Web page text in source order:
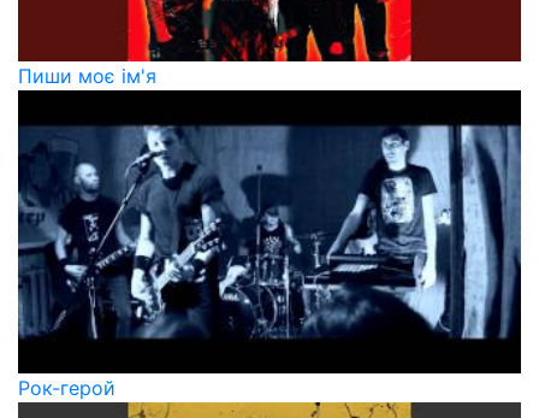
Пиши моє ім'я
Рок-герой